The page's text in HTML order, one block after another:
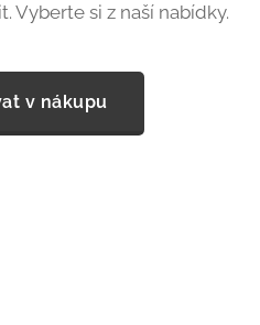
Vyberte si z naší nabídky.
v nákupu